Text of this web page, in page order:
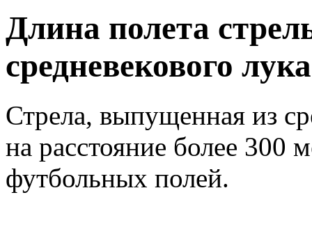
Длина полета
средневекового лука
Стрела, выпущенная из
на расстояние более 300
футбольных полей.